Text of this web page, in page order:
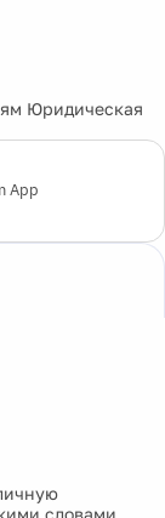
Юридическая
App